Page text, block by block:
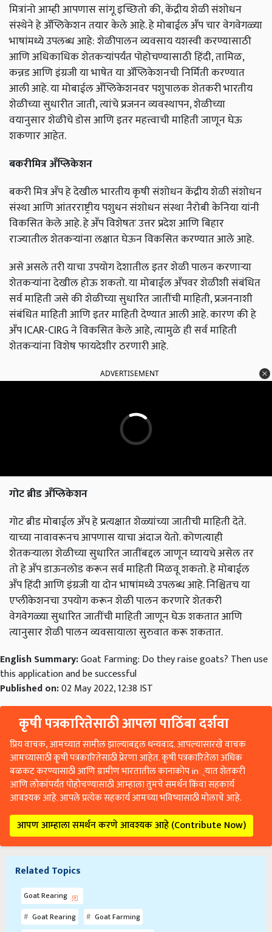
मित्रांनो आम्ही आपणास सांगू इच्छितो की, केंद्रीय शेळी संशोधन
संस्थेने हे ॲप्लिकेशन तयार केले आहे. हे मोबाईल अँप चार वेगवेगळ्या
भाषांमध्ये उपलब्ध आहे: शेळीपालन व्यवसाय यशस्वी करण्यासाठी
आणि अधिकाधिक शेतकऱ्यांपर्यंत पोहोचण्यासाठी हिंदी, तामिळ,
कन्नड आणि इंग्रजी या भाषेत या ॲप्लिकेशनची निर्मिती करण्यात
आली आहे. या मोबाईल अँप्लिकेशनवर पशुपालक शेतकरी भारतीय
शेळीच्या सुधारीत जाती, त्यांचे प्रजनन व्यवस्थापन, शेळीच्या
वयानुसार शेळीचे डोस आणि इतर महत्त्वाची माहिती जाणून घेऊ
शकणार आहेत.
बकरीमित्र अँप्लिकेशन
बकरी मित्र अँप हे देखील भारतीय कृषी संशोधन केंद्रीय शेळी संशोधन
संस्था आणि आंतरराष्ट्रीय पशुधन संशोधन संस्था नैरोबी केनिया यांनी
विकसित केले आहे. हे अँप विशेषतः उत्तर प्रदेश आणि बिहार
राज्यातील शेतकऱ्यांना लक्षात घेऊन विकसित करण्यात आले आहे.
असे असले तरी याचा उपयोग देशातील इतर शेळी पालन करणाऱ्या
शेतकऱ्यांना देखील होऊ शकतो. या मोबाईल अँपवर शेळीशी संबंधित
सर्व माहिती जसे की शेळीच्या सुधारित जातींची माहिती, प्रजननाशी
संबंधित माहिती आणि इतर माहिती देण्यात आली आहे. कारण की हे
अँप ICAR-CIRG ने विकसित केले आहे, त्यामुळे ही सर्व माहिती
शेतकर्‍यांना विशेष फायदेशीर ठरणारी आहे.
ADVERTISEMENT
गोट ब्रीड अँप्लिकेशन
गोट ब्रीड मोबाईल अँप हे प्रत्यक्षात शेळ्यांच्या जातीची माहिती देते.
याच्या नावावरूनच आपणास याचा अंदाज येतो. कोणत्याही
शेतकऱ्याला शेळीच्या सुधारित जातींबद्दल जाणून घ्यायचे असेल तर
तो हे अँप डाऊनलोड करून सर्व माहिती मिळवू शकतो. हे मोबाईल
अँप हिंदी आणि इंग्रजी या दोन भाषांमध्ये उपलब्ध आहे. निश्चितच या
एप्लीकेशनचा उपयोग करून शेळी पालन करणारे शेतकरी
वेगवेगळ्या सुधारित जातींची माहिती जाणून घेऊ शकतात आणि
त्यानुसार शेळी पालन व्यवसायाला सुरुवात करू शकतात.
English Summary:Goat Farming: Do they raise goats? Then use
this application and be successful
Published on:02 May 2022, 12:38 IST
कृषी पत्रकारितेसाठी आपला पाठिंबा दर्शवा
प्रिय वाचक, आमच्यात सामील झाल्याबद्दल धन्यवाद. आपल्यासारखे वाचक
आमच्यासाठी कृषी पत्रकारितेसाठी प्रेरणा आहेत. कृषी पत्रकारितेला अधिक
बळकट करण्यासाठी आणि ग्रामीण भारतातील कानाकोप in्यात शेतकरी
आणि लोकांपर्यंत पोहोचण्यासाठी आम्हाला तुमचे समर्थन किंवा सहकार्य
आवश्यक आहे. आपले प्रत्येक सहकार्य आमच्या भविष्यासाठी मोलाचे आहे.
आपण आम्हाला समर्थन करणे आवश्यक आहे (Contribute Now)
Related Topics
Goat Rearing
Goat Rearing
Goat Farming